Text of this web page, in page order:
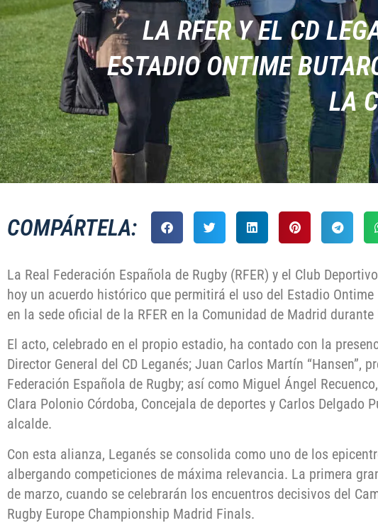
LA RFER Y EL CD
ESTADIO ONTIME
LA
COMPÁRTELA:
La Real Federación Española de Rugby (RFER) y el Club
hoy un acuerdo histórico que permitirá el uso del Estadio
en la sede oficial de la RFER en la Comunidad de Madrid
El acto, celebrado en el propio estadio, ha contado con la
Director General del CD Leganés; Juan Carlos Martín “Hansen”,
Federación Española de Rugby; así como Miguel Ángel
Clara Polonio Córdoba, Concejala de deportes y Carlos Delgado
alcalde.
Con esta alianza, Leganés se consolida como uno de los
albergando competiciones de máxima relevancia. La primera
de marzo, cuando se celebrarán los encuentros decisivos del
Rugby Europe Championship Madrid Finals.